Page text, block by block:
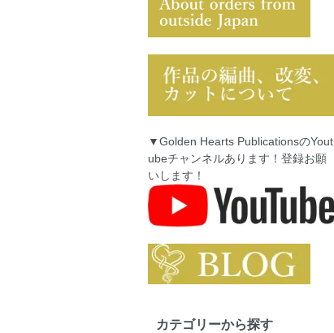
▼Golden Hearts PublicationsのYout
ubeチャンネルあります！登録お願
いします！
カテゴリーから探す